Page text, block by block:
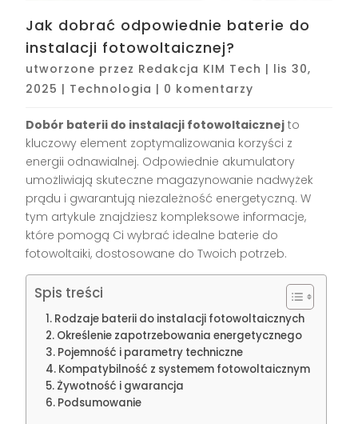
Jak dobrać odpowiednie baterie do
instalacji fotowoltaicznej?
utworzone przez Redakcja KIM Tech | lis 30,
2025 | Technologia | 0 komentarzy
Dobór baterii do instalacji fotowoltaicznej to
kluczowy element zoptymalizowania korzyści z
energii odnawialnej. Odpowiednie akumulatory
umożliwiają skuteczne magazynowanie nadwyżek
prądu i gwarantują niezależność energetyczną. W
tym artykule znajdziesz kompleksowe informacje,
które pomogą Ci wybrać idealne baterie do
fotowoltaiki, dostosowane do Twoich potrzeb.
Spis treści
Rodzaje baterii do instalacji fotowoltaicznych
Określenie zapotrzebowania energetycznego
Pojemność i parametry techniczne
Kompatybilność z systemem fotowoltaicznym
Żywotność i gwarancja
Podsumowanie